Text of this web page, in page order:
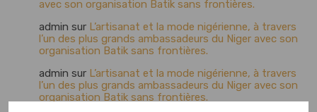
avec son organisation Batik sans frontières.
admin sur L’artisanat et la mode nigérienne, à travers
l’un des plus grands ambassadeurs du Niger avec son
organisation Batik sans frontières.
admin sur L’artisanat et la mode nigérienne, à travers
l’un des plus grands ambassadeurs du Niger avec son
organisation Batik sans frontières.